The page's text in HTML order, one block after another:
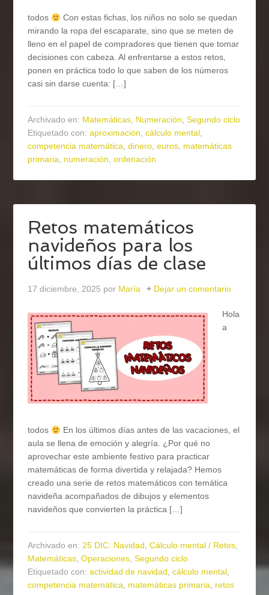
todos
Con estas fichas, los niños no solo se quedan
mirando la ropa del escaparate, sino que se meten de
lleno en el papel de compradores que tienen que tomar
decisiones con cabeza. Al enfrentarse a estos retos,
ponen en práctica todo lo que saben de los números
casi sin darse cuenta: […]
Archivado en: Matemáticas, Numeración,Segundo ciclo
Etiquetado con:aproximación,cálculo mental,
competencia matemática,dinero,euros, matemáticas
primaria, numeración,ordenación
Retos matemáticos
navideños para los
últimos días de clase
17 diciembre, 2025 por María Dejar un comentario
Hola
a
todos
En los últimos días antes de las vacaciones, el
aula se llena de emoción y alegría. ¿Por qué no
aprovechar este ambiente festivo para practicar
matemáticas de forma divertida y relajada? Hemos
creado una serie de retos matemáticos con temática
navideña acompañados de dibujos y elementos
navideños que convierten la práctica […]
Archivado en:25 DIC: Navidad,Cálculo mental / Retos,
Matemáticas,Operaciones,Segundo ciclo
Etiquetado con:actividad de navidad,cálculo mental,
competencia matemática, matemáticas primaria, retos